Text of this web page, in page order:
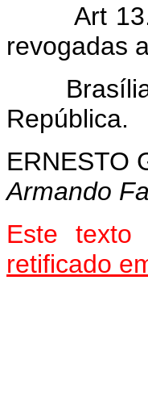
Art
revogadas
Brasília,
República.
ERNESTO
Armando
Este texto
retificado